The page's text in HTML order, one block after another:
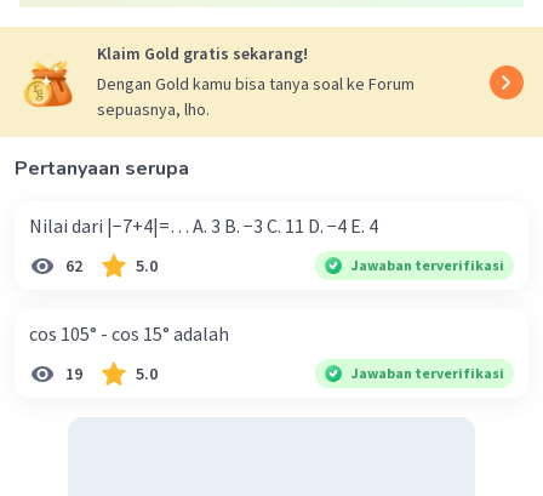
Klaim Gold gratis sekarang!
Dengan Gold kamu bisa tanya soal ke Forum
sepuasnya, lho.
Pertanyaan serupa
Nilai dari |−7+4|=… A. 3 B. −3 C. 11 D. −4 E. 4
62 5.0 Jawaban terverifikasi
cos 105° - cos 15° adalah
19 5.0 Jawaban terverifikasi